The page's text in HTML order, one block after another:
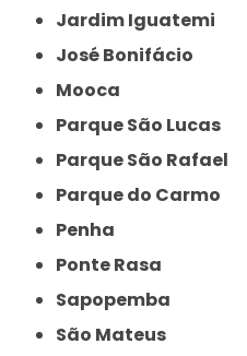
Jardim Iguatemi
José Bonifácio
Mooca
Parque São Lucas
Parque São Rafael
Parque do Carmo
Penha
Ponte Rasa
Sapopemba
São Mateus